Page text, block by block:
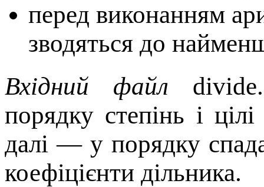
перед виконанням
зводяться до
Вхідний файл
порядку степінь і
далі — у порядку
коефіцієнти дільника.